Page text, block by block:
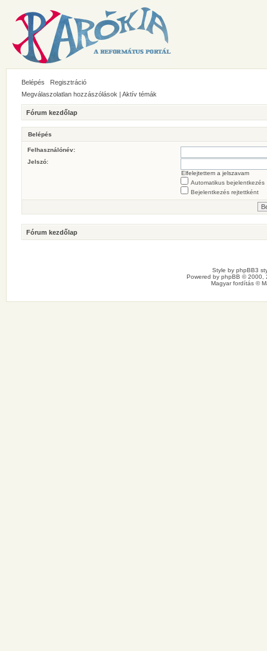
Belépés
Regisztráció
Megválaszolatlan hozzászólások | Aktív témák
Fórum kezdőlap
Belépés
Felhasználónév:
Jelszó:
Elfelejtettem a jelszavam
Automatikus bejelentkezés
Bejelentkezés rejtettként
Fórum kezdőlap
Style by phpBB3
Powered by phpBB © 2000,
Magyar fordítás ©